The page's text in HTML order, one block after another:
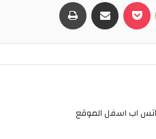
اب اسفل الموقع